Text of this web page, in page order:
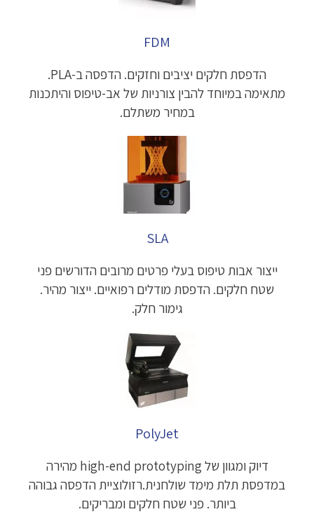
FDM
הדפסת חלקים יציבים וחזקים. הדפסה ב-PLA.
מתאימה במיוחד להבין צורניות של אב-טיפוס והיתכנות
במחיר משתלם.
SLA
ייצור אבות טיפוס בעלי פרטים מרובים הדורשים פני
שטח חלקים. הדפסת מודלים רפואיים. ייצור מהיר.
גימור חלק.
PolyJet
דיוק ומגוון של high-end prototyping מהירה
במדפסת תלת מימד שולחנית.רזולוציית הדפסה גבוהה
ביותר. פני שטח חלקים ומבריקים.